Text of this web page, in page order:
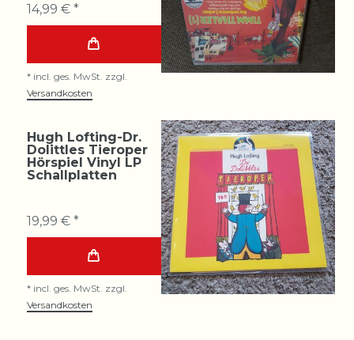
14,99 € *
* incl. ges. MwSt. zzgl.
Versandkosten
Hugh Lofting-Dr.
Dolittles Tieroper
Hörspiel Vinyl LP
Schallplatten
19,99 € *
* incl. ges. MwSt. zzgl.
Versandkosten